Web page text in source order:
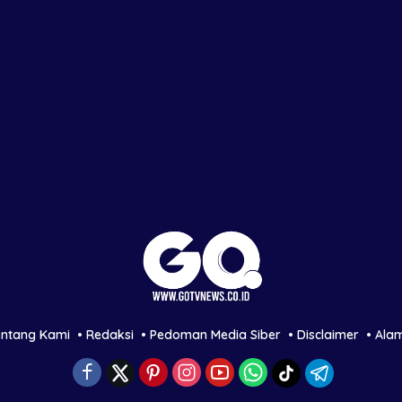
Kami Redaksi Pedoman Media Siber Disclaimer